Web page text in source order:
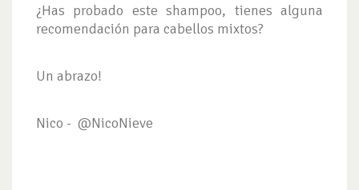
¿Has probado este shampoo, tienes alguna
recomendación para cabellos mixtos?
Un abrazo!
Nico - @NicoNieve